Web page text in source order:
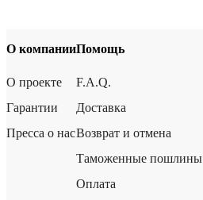
О компании
О проекте
Гарантии
Пресса о нас
Помощь
F.A.Q.
Доставка
Возврат и отмена
Таможенные пошлины
Оплата